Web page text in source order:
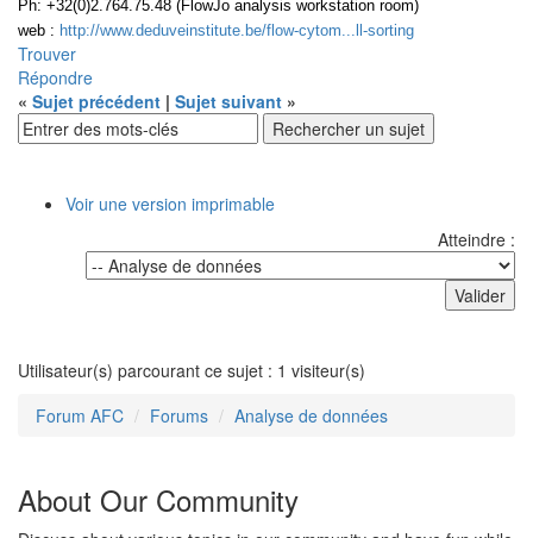
Ph: +32(0)2.764.75.48 (FlowJo analysis workstation room)
web : http://www.deduveinstitute.be/flow-cytom...ll-sorting
Trouver
Répondre
« Sujet précédent | Sujet suivant »
Voir une version imprimable
Atteindre :
Utilisateur(s) parcourant ce sujet : 1 visiteur(s)
Forum AFC
Forums Analyse de données
About Our Community